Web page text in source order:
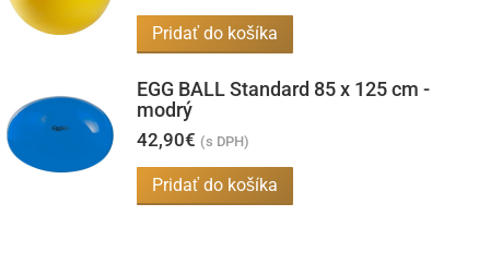
Pridať do košíka
EGG BALL Standard 85 x 125 cm -
modrý
42,90€ (s DPH)
Pridať do košíka